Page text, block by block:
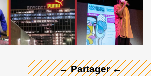
→ Partager ←
← Merci ! →